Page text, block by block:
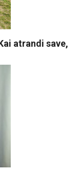
atrandi save,